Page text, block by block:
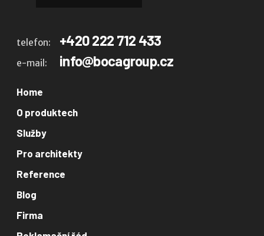
telefon: +420 222 712 433
e-mail: info@bocagroup.cz
Home
O produktech
Služby
Pro architekty
Reference
Blog
Firma